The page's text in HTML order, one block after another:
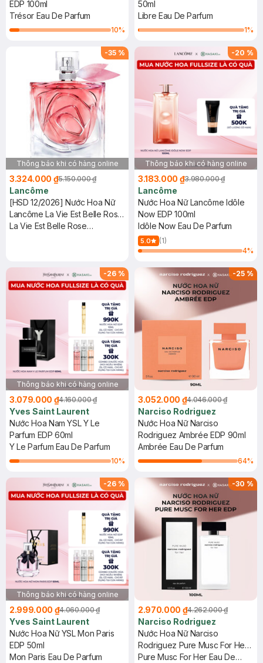
EDP 100ml
Trésor Eau De Parfum
10%
50ml
Libre Eau De Parfum
1%
-35 %
Thông báo khi có hàng online
3.324.000 ₫5.150.000 ₫
Lancôme
[HSD 12/2026] Nước Hoa Nữ
Lancôme La Vie Est Belle Rose
Extraordinaire EDP 100ml
La Vie Est Belle Rose
-20 %
Thông báo khi có hàng online
3.183.000 ₫3.980.000 ₫
Lancôme
Nước Hoa Nữ Lancôme Idôle
Now EDP 100ml
Idôle Now Eau De Parfum
5.0
(1)
4%
-26 %
Thông báo khi có hàng online
3.079.000 ₫4.160.000 ₫
Yves Saint Laurent
Nước Hoa Nam YSL Y Le
Parfum EDP 60ml
Y Le Parfum Eau De Parfum
10%
-25 %
3.052.000 ₫4.046.000 ₫
Narciso Rodriguez
Nước Hoa Nữ Narciso
Rodriguez Ambrée EDP 90ml
Ambrée Eau De Parfum
64%
-26 %
Thông báo khi có hàng online
2.999.000 ₫4.060.000 ₫
Yves Saint Laurent
Nước Hoa Nữ YSL Mon Paris
EDP 50ml
Mon Paris Eau De Parfum
-30 %
2.970.000 ₫4.262.000 ₫
Narciso Rodriguez
Nước Hoa Nữ Narciso
Rodriguez Pure Musc For Her
EDP 100ml
Pure Musc For Her Eau De